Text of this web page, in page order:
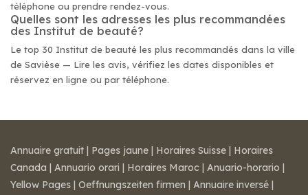
téléphone ou prendre rendez-vous.
Quelles sont les adresses les plus recommandées
des Institut de beauté?
Le top 30 Institut de beauté les plus recommandés dans la ville
de Savièse — Lire les avis, vérifiez les dates disponibles et
réservez en ligne ou par téléphone.
Annuaire gratuit | Pages jaune | Horaires Suisse | Horaires
Canada | Annuario orari | Horaires Maroc | Anuario-horario |
Yellow Pages | Oeffnungszeiten firmen | Annuaire inversé |